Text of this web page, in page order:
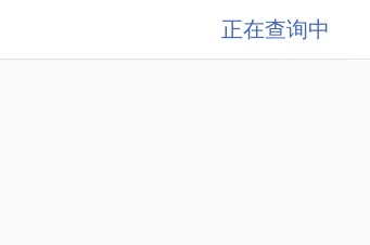
正在查询中